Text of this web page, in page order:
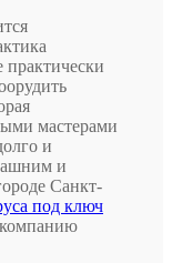
практически
мастерами
и
и
Санкт-
под ключ